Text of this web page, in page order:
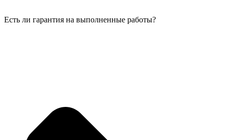
Есть ли гарантия на выполненные работы?